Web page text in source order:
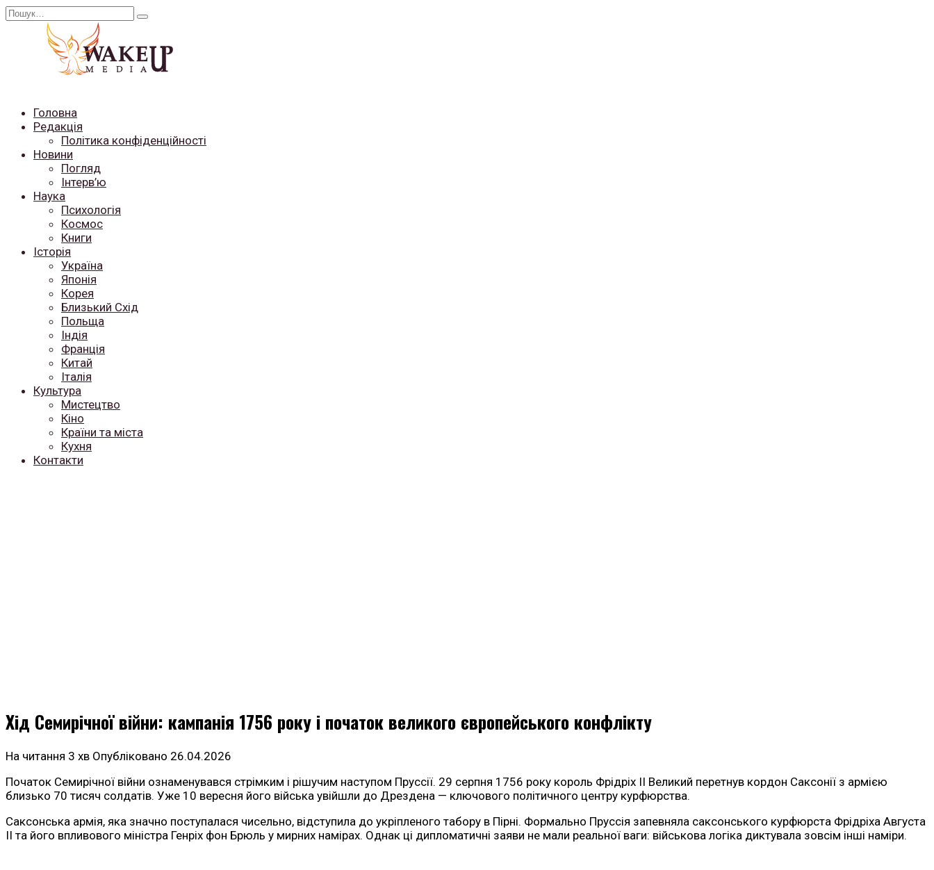
Перейти
Search
Головна
Редакція
Політика конфіденційності
Новини
Погляд
Інтерв’ю
Наука
Психологія
Космос
Книги
Історія
Україна
Японія
Корея
Близький Схід
Польща
Індія
Франція
Китай
Італія
Культура
Мистецтво
Кіно
Країни та міста
Кухня
Контакти
Хід Семирічної війни: кампанія 1756 року і початок великого європейського конфлікту
На читання 3 хв Опубліковано 26.04.2026
Початок Семирічної війни ознаменувався стрімким і рішучим наступом Пруссії. 29 серпня 1756 року король Фрідріх II Великий перетнув кордон Саксонії з армією
близько 70 тисяч солдатів. Уже 10 вересня його війська увійшли до Дрездена — ключового політичного центру курфюрства.
Саксонська армія, яка значно поступалася чисельно, відступила до укріпленого табору в Пірні. Формально Пруссія запевняла саксонського курфюрста Фрідріха Августа
II та його впливового міністра Генріх фон Брюль у мирних намірах. Однак ці дипломатичні заяви не мали реальної ваги: військова логіка диктувала зовсім інші наміри.